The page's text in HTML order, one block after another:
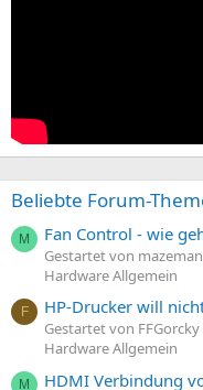
Beliebte Forum-
M Fan Control - wie
Gestartet von
Hardware Allgemein
F HP-Drucker will
Gestartet von FFGorcky
Hardware Allgemein
M
HDMI Verbindung